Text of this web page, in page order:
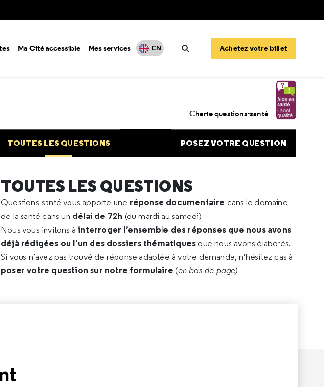
Ma Cité accessible Mes services EN
Rechercher
Achetez votre billet
Charte questions-santé
TOUTES LES QUESTIONS POSEZ VOTRE QUESTION
TOUTES LES QUESTIONS
Questions-santé vous apporte une réponse documentaire dans le domaine
de la santé dans un délai de 72h (du mardi au samedi)
Nous vous invitons àinterroger l’ensemble des réponses que nous avons
déjà rédigées ou l’un des dossiers thématiques que nous avons élaborés.
Si vous n’avez pas trouvé de réponse adaptée à votre demande, n’hésitez pas à
poser votre question sur notre formulaire (en bas de page)